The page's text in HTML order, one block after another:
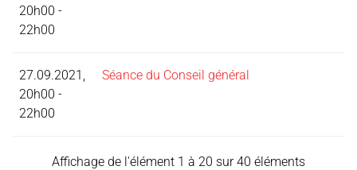
20h00 -
22h00
27.09.2021,
20h00 -
22h00
Séance du Conseil général
Affichage de l'élément 1 à 20 sur 40 éléments